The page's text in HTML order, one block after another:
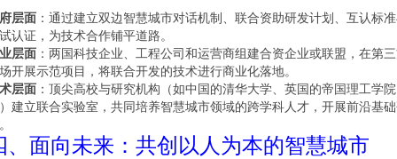
层面 ：通过建立双边智慧城市对话机制、联合资助研发计划、互认标
认证，为技术合作铺平道路。
层面 ：两国科技企业、工程公司和运营商组建合资企业或联盟，在第
开展示范项目，将联合开发的技术进行商业化落地。
层面 ：顶尖高校与研究机构（如中国的清华大学、英国的帝国理工学院
建立联合实验室，共同培养智慧城市领域的跨学科人才，开展前沿基
、面向未来：共创以人为本的智慧城市